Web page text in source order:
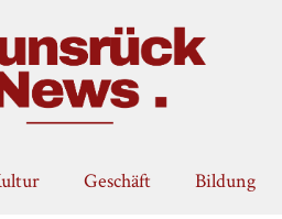
Geschäft Bildung